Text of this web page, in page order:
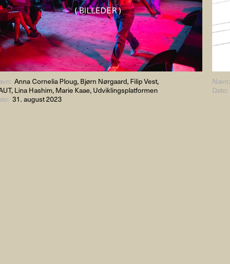
( BILLEDER )
Anna Cornelia Ploug, Bjørn Nørgaard, Filip Vest,
Lina Hashim, Marie Kaae, Udviklingsplatformen
31. august 2023
Navn:
Dato: